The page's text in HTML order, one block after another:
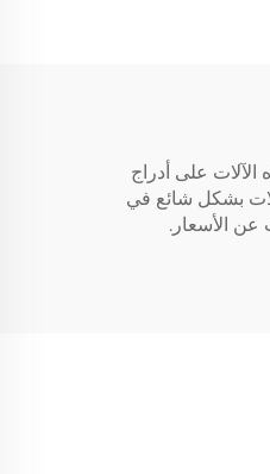
على أدراج
بشكل شائع في
عن الأسعار.